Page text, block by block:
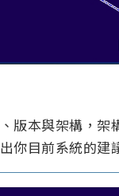
版本與架構，架
你目前系統的建